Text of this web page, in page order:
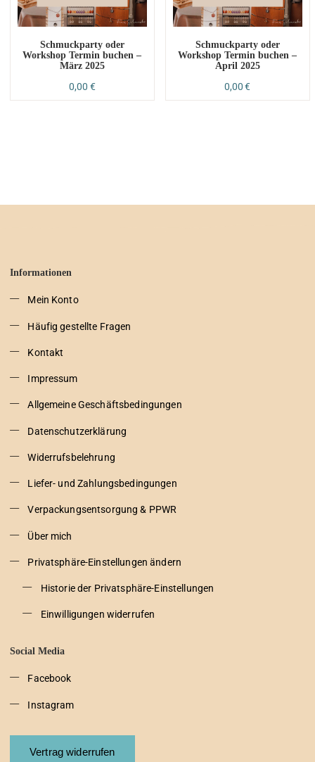
Schmuckparty oder
Workshop Termin buchen –
März 2025
0,00 €
Schmuckparty oder
Workshop Termin buchen –
April 2025
0,00€
Informationen
Mein Konto
Häufig gestellte Fragen
Kontakt
Impressum
Allgemeine Geschäftsbedingungen
Datenschutzerklärung
Widerrufsbelehrung
Liefer- und Zahlungsbedingungen
Verpackungsentsorgung & PPWR
Über mich
Privatsphäre-Einstellungen ändern
Historie der Privatsphäre-Einstellungen
Einwilligungen widerrufen
Social Media
Facebook
Instagram
Vertrag widerrufen